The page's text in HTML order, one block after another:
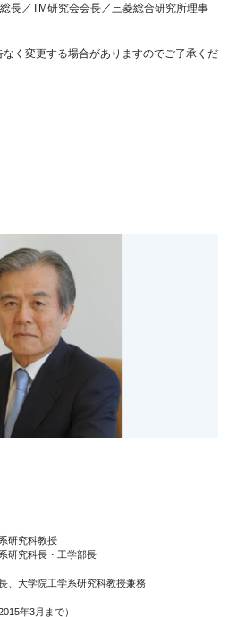
長／TM研究会会長／三菱総合研究所理事
く変更する場合がありますのでご了承くだ
研究科教授
研究科長・工学部長
、大学院工学系研究科教授兼務
年3月まで）